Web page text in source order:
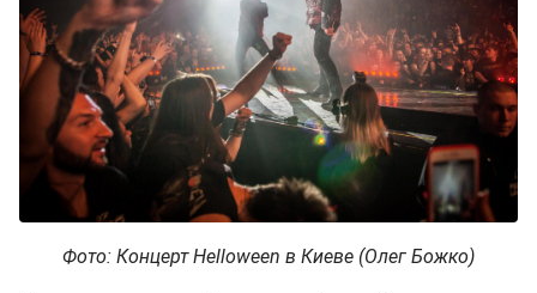
Фото: Концерт Helloween в Киеве (Олег Божко)